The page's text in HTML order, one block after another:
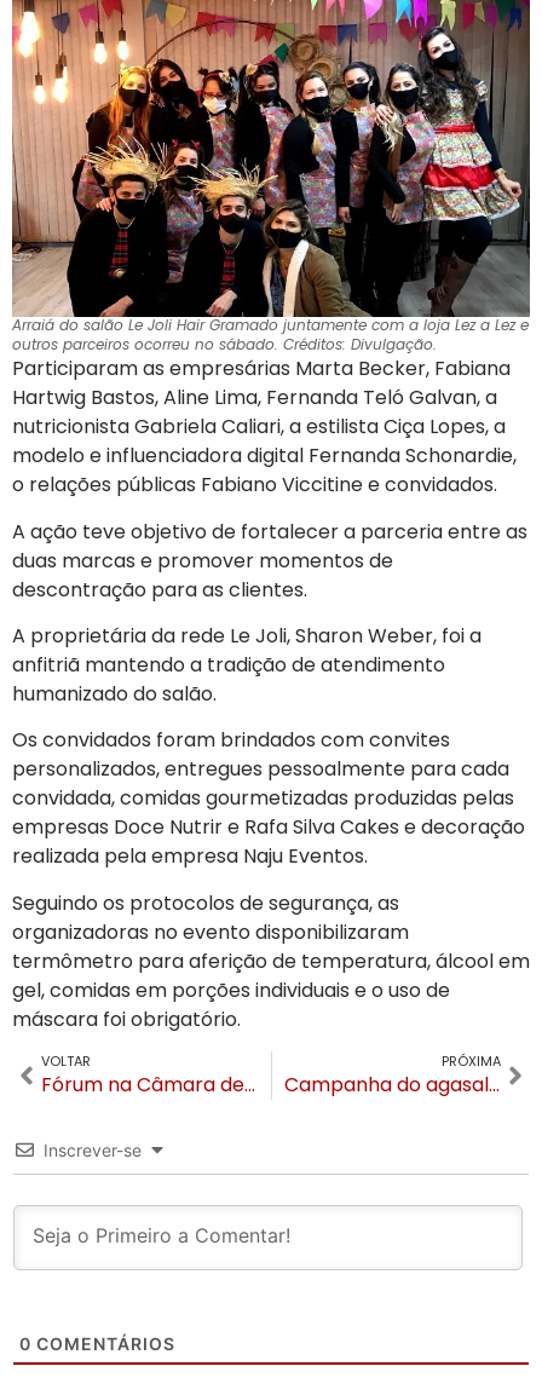
Arraiá do salão Le Joli Hair Gramado juntamente com a loja Lez a Lez e
outros parceiros ocorreu no sábado. Créditos: Divulgação.
Participaram as empresárias Marta Becker, Fabiana
Hartwig Bastos, Aline Lima, Fernanda Teló Galvan, a
nutricionista Gabriela Caliari, a estilista Ciça Lopes, a
modelo e influenciadora digital Fernanda Schonardie,
o relações públicas Fabiano Viccitine e convidados.
A ação teve objetivo de fortalecer a parceria entre as
duas marcas e promover momentos de
descontração para as clientes.
A proprietária da rede Le Joli, Sharon Weber, foi a
anfitriã mantendo a tradição de atendimento
humanizado do salão.
Os convidados foram brindados com convites
personalizados, entregues pessoalmente para cada
convidada, comidas gourmetizadas produzidas pelas
empresas Doce Nutrir e Rafa Silva Cakes e decoração
realizada pela empresa Naju Eventos.
Seguindo os protocolos de segurança, as
organizadoras no evento disponibilizaram
termômetro para aferição de temperatura, álcool em
gel, comidas em porções individuais e o uso de
máscara foi obrigatório.
VOLTAR
Fórum na Câmara de Vereadores vai discutir a ocupação urbana em Gramado
PRÓXIMA
Campanha do agasalho Florybal arrecada 5 mil peças de roupas
Inscrever-se
0 COMENTÁRIOS